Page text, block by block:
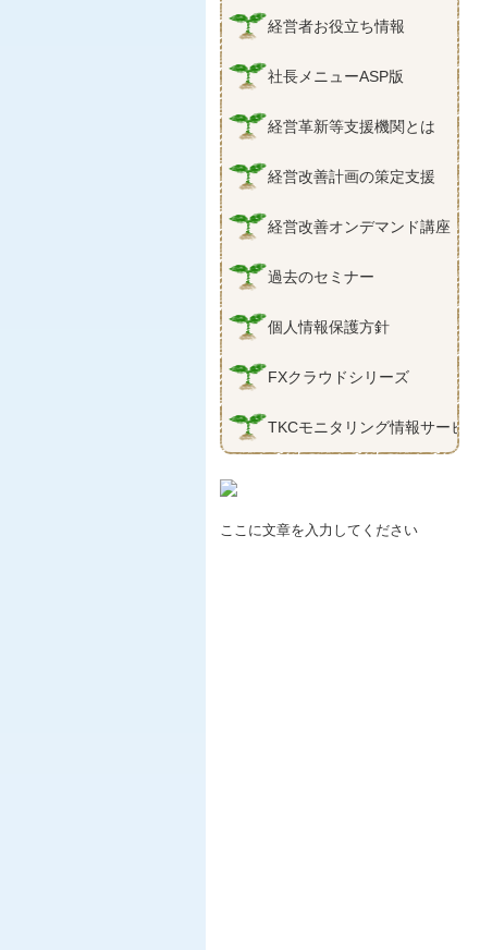
経営者お役立ち情報
社長メニューASP版
経営革新等支援機関とは
経営改善計画の策定支援
経営改善オンデマンド講座
過去のセミナー
個人情報保護方針
FXクラウドシリーズ
TKCモニタリング情報サービス
ここに文章を入力してください